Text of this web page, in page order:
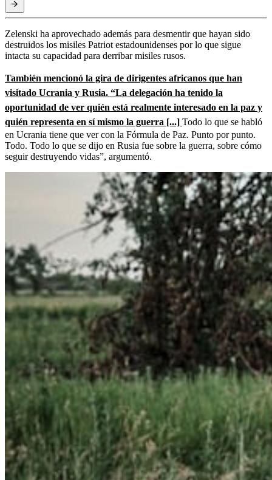
Zelenski ha aprovechado además para desmentir que hayan sido
destruidos los misiles Patriot estadounidenses por lo que sigue
intacta su capacidad para derribar misiles rusos.
También mencionó la gira de dirigentes africanos que han
visitado Ucrania y Rusia. “La delegación ha tenido la
oportunidad de ver quién está realmente interesado en la paz y
quién representa en sí mismo la guerra [...] Todo lo que se habló
en Ucrania tiene que ver con la Fórmula de Paz. Punto por punto.
Todo. Todo lo que se dijo en Rusia fue sobre la guerra, sobre cómo
seguir destruyendo vidas”, argumentó.